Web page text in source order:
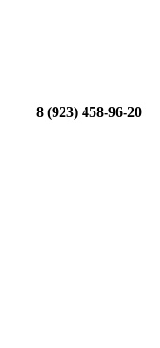
8 (923) 458-96-20